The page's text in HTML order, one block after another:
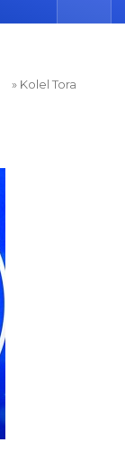
» Kolel Tora